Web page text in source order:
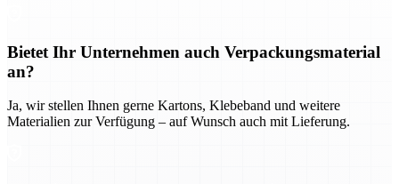
Bietet Ihr Unternehmen auch Verpackungsmaterial
an?
Ja, wir stellen Ihnen gerne Kartons, Klebeband und weitere
Materialien zur Verfügung – auf Wunsch auch mit Lieferung.